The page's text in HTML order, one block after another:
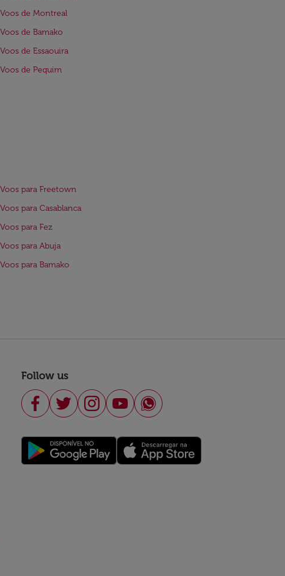
Voos de Montreal
Voos de Bamako
Voos de Essaouira
Voos de Pequim
Voos para Freetown
Voos para Casablanca
Voos para Fez
Voos para Abuja
Voos para Bamako
Follow us